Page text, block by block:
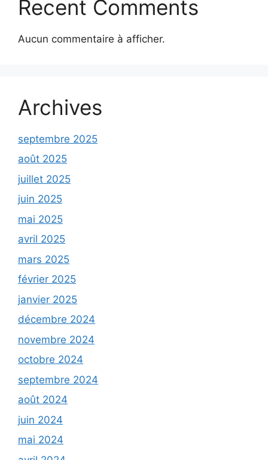
Recent Comments
Aucun commentaire à afficher.
Archives
septembre 2025
août 2025
juillet 2025
juin 2025
mai 2025
avril 2025
mars 2025
février 2025
janvier 2025
décembre 2024
novembre 2024
octobre 2024
septembre 2024
août 2024
juin 2024
mai 2024